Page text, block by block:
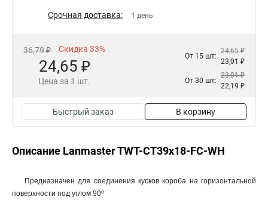
Срочная доставка: 1 день
36,79 ₽ Скидка 33%
24,65 ₽
Цена за 1 шт.
От 15 шт:
24,65 ₽
23,01 ₽
От 30 шт:
23,01 ₽
22,19 ₽
Быстрый заказ В корзину
Описание Lanmaster TWT-CT39x18-FC-WH
Предназначен для соединения кусков короба на горизонтальной
поверхности под углом 90o